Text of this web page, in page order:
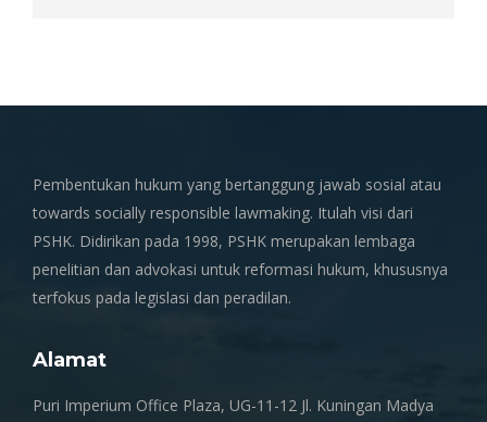
Pembentukan hukum yang bertanggung jawab sosial atau
towards socially responsible lawmaking. Itulah visi dari
PSHK. Didirikan pada 1998, PSHK merupakan lembaga
penelitian dan advokasi untuk reformasi hukum, khususnya
terfokus pada legislasi dan peradilan.
Alamat
Puri Imperium Office Plaza, UG-11-12 Jl. Kuningan Madya